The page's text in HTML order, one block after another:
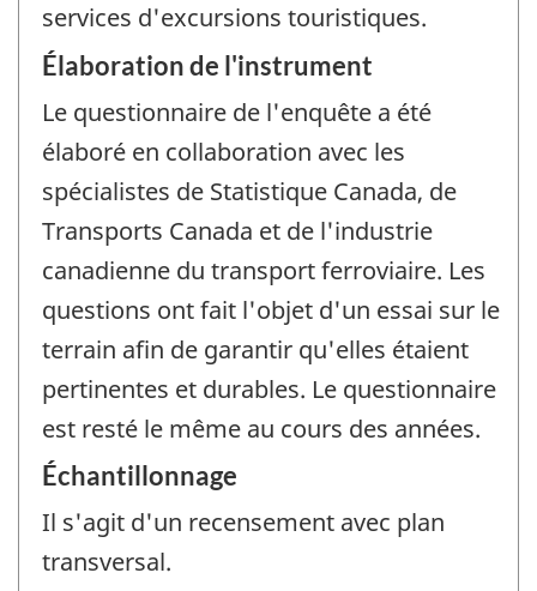
services d'excursions touristiques.
Élaboration de l'instrument
Le questionnaire de l'enquête a été
élaboré en collaboration avec les
spécialistes de Statistique Canada, de
Transports Canada et de l'industrie
canadienne du transport ferroviaire. Les
questions ont fait l'objet d'un essai sur le
terrain afin de garantir qu'elles étaient
pertinentes et durables. Le questionnaire
est resté le même au cours des années.
Échantillonnage
Il s'agit d'un recensement avec plan
transversal.